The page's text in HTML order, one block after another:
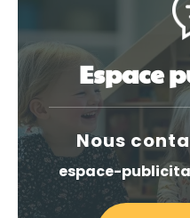
Espace
Nous
espace-